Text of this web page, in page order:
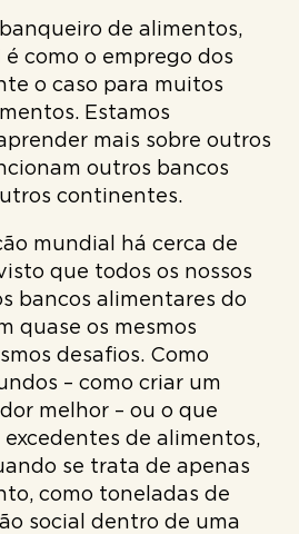
de alimentos,
como o emprego dos
o caso para muitos
Estamos
mais sobre outros
outros bancos
continentes.
mundial há cerca de
que todos os nossos
bancos alimentares do
quase os mesmos
desafios. Como
– como criar um
melhor – ou o que
de alimentos,
se trata de apenas
como toneladas de
social dentro de uma